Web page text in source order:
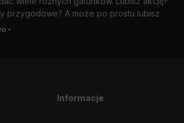
przygodowe? A może po prostu lubisz
masz życzenia, możesz z nami
Alien Isolation, w której ciągły terror, ataki
Informacje